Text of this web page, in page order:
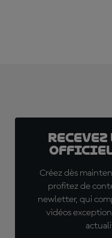
Créez dès
profitez de
newletter, qui
vidéos